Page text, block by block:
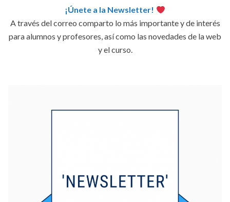
¡Únete a la Newsletter!
A través del correo comparto lo más importante y de interés
para alumnos y profesores, así como las novedades de la web
y el curso.